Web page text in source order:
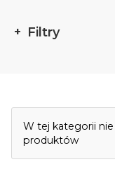
Filtry
Lista
W tej kategorii
produktów